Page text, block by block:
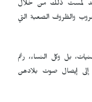
وقد لمست ذلك من خلال
والظروف الصعبة التي
بل وكل النساء، رغم
إلى إيصال صوت بلادهن